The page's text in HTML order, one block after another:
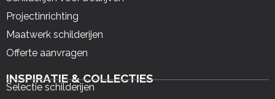
Projectinrichting
Maatwerk schilderijen
Offerte aanvragen
INSPIRATIE & COLLECTIES
Selectie schilderijen